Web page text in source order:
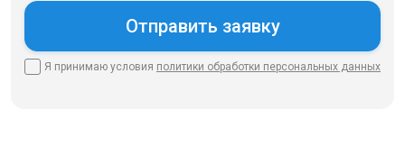
Я принимаю условия политики обработки персональных данных